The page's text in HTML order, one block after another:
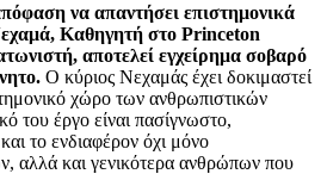
να απαντήσει επιστημονικά
Καθηγητή στο Princeton
αποτελεί εγχείρημα σοβαρό
Ο κύριος Νεχαμάς έχει δοκιμαστεί
χώρο των ανθρωπιστικών
του έργο είναι πασίγνωστο,
το ενδιαφέρον όχι μόνο
αλλά και γενικότερα ανθρώπων που